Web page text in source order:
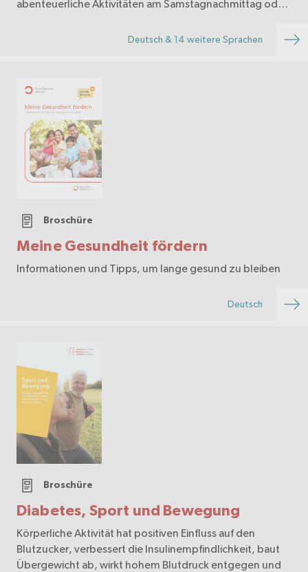
abenteuerliche Aktivitäten am Samstagnachmittag oder
Deutsch & 14 weitere Sprachen
Meine Gesundheit fördern
Broschüre
Informationen und Tipps, um lange gesund zu bleiben
Deutsch
Diabetes, Sport und Bewegung
Broschüre
Körperliche Aktivität hat positiven Einfluss auf den
Blutzucker, verbessert die Insulinempfindlichkeit, baut
Übergewicht ab, wirkt hohem Blutdruck entgegen und